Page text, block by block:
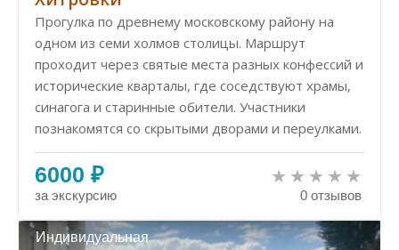
Прогулка по древнему московскому району на
одном из семи холмов столицы. Маршрут
проходит через святые места разных конфессий и
исторические кварталы, где соседствуют храмы,
синагога и старинные обители. Участники
познакомятся со скрытыми дворами и переулками.
6000 ₽
за экскурсию 0 отзывов
Индивидуальная